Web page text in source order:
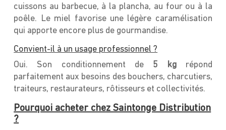
cuissons au barbecue, à la plancha, au four ou à la
poêle. Le miel favorise une légère caramélisation
qui apporte encore plus de gourmandise.
Convient-il à un usage professionnel ?
Oui. Son conditionnement de 5 kgrépond
parfaitement aux besoins des bouchers, charcutiers,
traiteurs, restaurateurs, rôtisseurs et collectivités.
Pourquoi acheter chez Saintonge Distribution
?